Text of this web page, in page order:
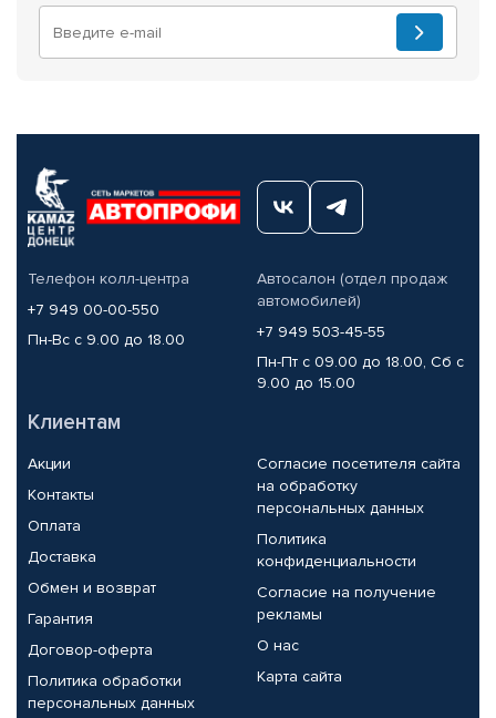
Телефон колл-центра
+7 949 00-00-550
Пн-Вс с 9.00 до 18.00
Автосалон (отдел продаж
автомобилей)
+7 949 503-45-55
Пн-Пт с 09.00 до 18.00, Сб с
9.00 до 15.00
Клиентам
Акции
Контакты
Оплата
Доставка
Обмен и возврат
Гарантия
Договор-оферта
Политика обработки
персональных данных
Согласие посетителя сайта
на обработку
персональных данных
Политика
конфиденциальности
Согласие на получение
рекламы
О нас
Карта сайта